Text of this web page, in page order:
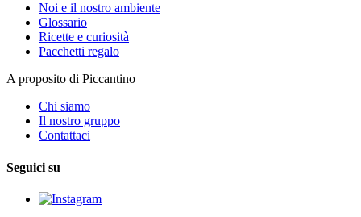
Noi e il nostro ambiente
Glossario
Ricette e curiosità
Pacchetti regalo
A proposito di Piccantino
Chi siamo
Il nostro gruppo
Contattaci
Seguici su